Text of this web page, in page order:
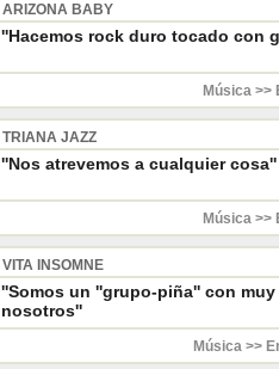
ARIZONA BABY
''Hacemos rock duro tocado con
Música >>
TRIANA JAZZ
''Nos atrevemos a cualquier cosa''
Música >>
VITA INSOMNE
''Somos un ''grupo-piña'' con
nosotros''
Música >>